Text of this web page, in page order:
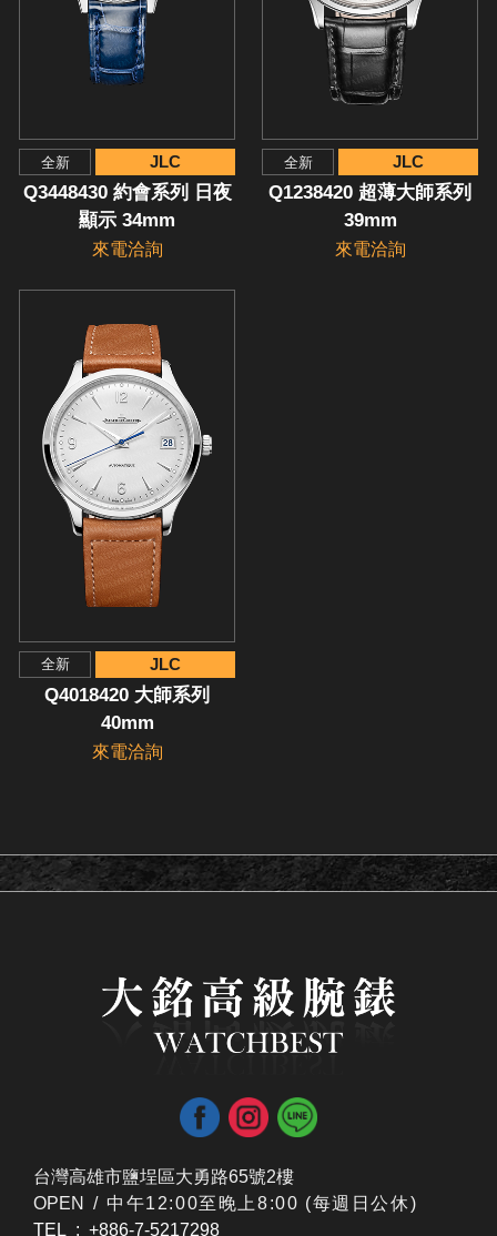
全新 JLC
Q3448430 約會系列 日夜
顯示 34mm
來電洽詢
全新 JLC
Q1238420 超薄大師系列
39mm
來電洽詢
全新 JLC
Q4018420 大師系列
40mm
來電洽詢
台灣高雄市鹽埕區大勇路65號2樓
OPEN / ​中午12:00至晚上8:00 (每週日公休)
TEL : +886-7-5217298